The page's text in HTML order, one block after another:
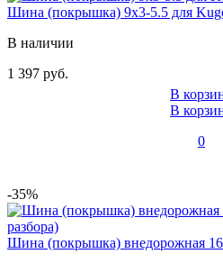
Шина (покрышка) 9x3-5.5 для
В наличии
1 397 руб.
В
В
0
-35%
Шина (покрышка) внедорожная